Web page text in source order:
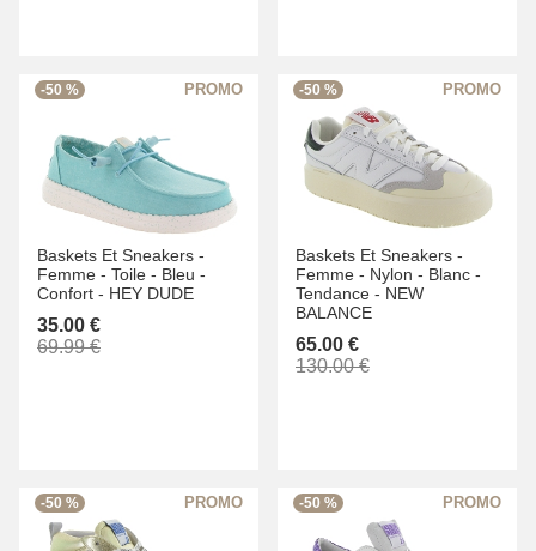
-50 %
Baskets Et Sneakers -
Femme - Toile - Bleu -
Confort - HEY DUDE
35.00 €
69.99 €
-50 %
Baskets Et Sneakers -
Femme - Nylon - Blanc -
Tendance - NEW
BALANCE
65.00 €
130.00 €
-50 % -50 %